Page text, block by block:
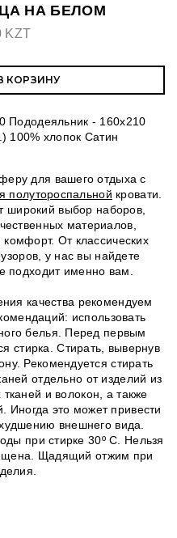
НА БЕЛОМ
KZT
КОРЗИНУ
Пододеяльник - 160х210
100% хлопок Сатин
для вашего отдыха с
полутороспальной кровати.
широкий выбор наборов,
материалов,
От классических
у нас вы найдете
подходит именно вам.
качества рекомендуем
использовать
белья. Перед первым
стирка. Стирать, вывернув
Рекомендуется стирать
отдельно от изделий из
и волокон, а также
Иногда это может привести
внешнего вида.
при стирке 30º C. Нельзя
Щадящий отжим при